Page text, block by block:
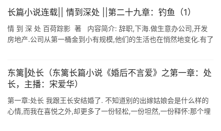
长篇小说连载|| 情到深处 ||第二十九章：钓鱼（1）
情 到 深 处 百荷踪影 著 内容简介: 辞职,下海.做生意办公司,开发
房地产.公司从第一桶金到小有规模,他们的生活也在悄然地变化.有了
东篱‖处长（东篱长篇小说《婚后不言爱》之第一章：处
长，主播：宋爱华）
第一章:处长 我跟王长安结婚了. 不知道别的出嫁姑娘会是什么样的
心情,而我在喜悦之外,却更多了一份轻松,一份坦然,一份释怀:那个埋